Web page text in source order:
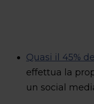
Quasi il 45%
effettua la
un social